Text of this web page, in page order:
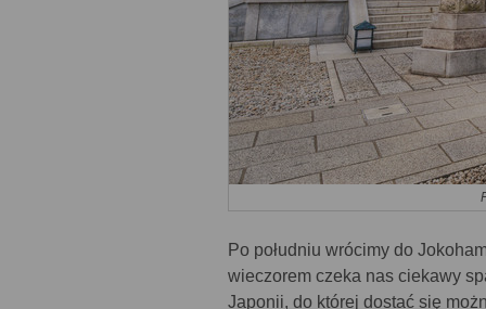
Po południu wrócimy do
wieczorem czeka nas ciekawy
Japonii, do której dostać się